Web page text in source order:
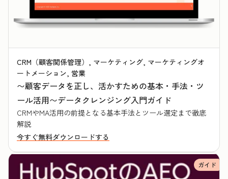
CRM（顧客関係管理）, マーケティング, マーケティングオ
ートメーション, 営業
〜顧客データを正し、活かすための基本・手法・ツ
ール活用〜データクレンジング入門ガイド
CRMやMA活用の前提となる基本手法とツール選定まで徹底
解説
今すぐ無料ダウンロードする
ガイド